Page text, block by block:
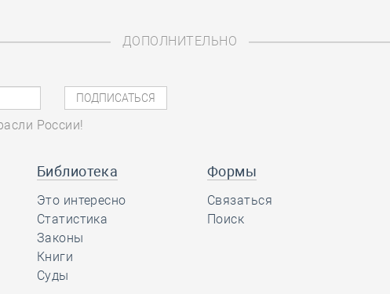
ДОПОЛНИТЕЛЬНО
России!
Библиотека
Это интересно
Статистика
Законы
Книги
Суды
Формы
Связаться
Поиск